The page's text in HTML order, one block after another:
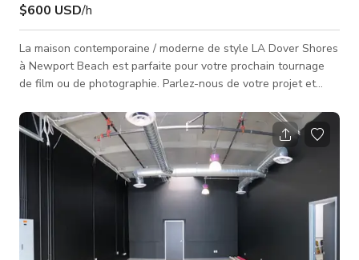
$600 USD/h
La maison contemporaine / moderne de style LA Dover Shores
à Newport Beach est parfaite pour votre prochain tournage
de film ou de photographie. Parlez-nous de votre projet et
mode de vie intérieur-extérieur n'a jamais été aussi bien
réalisé que dans cette résidence Dover Shores quasi neuve
de 4 chambres et 4 salles de bain offrant un design propre et
contemporain complété par des équipements de pointe et une
technologie do